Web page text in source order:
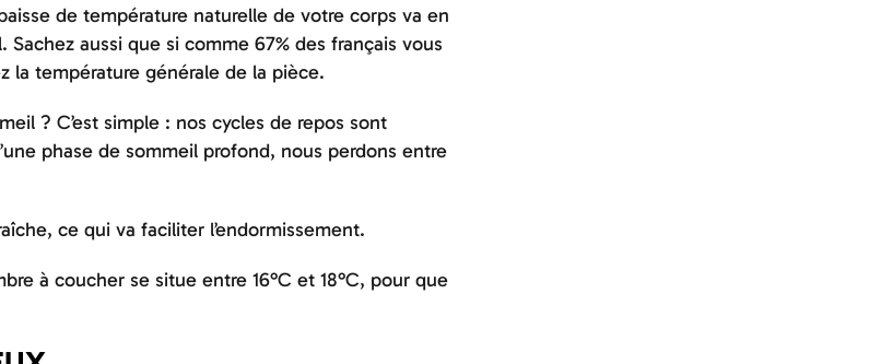
de température naturelle de votre corps va en
aussi que si comme 67% des français vous
la température générale de la pièce.
? C’est simple : nos cycles de repos sont
phase de sommeil profond, nous perdons entre
ce qui va faciliter l’endormissement.
à coucher se situe entre 16°C et 18°C, pour que